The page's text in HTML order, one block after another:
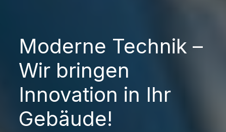
Moderne Technik –
Wir bringen
Innovation in Ihr
Gebäude!